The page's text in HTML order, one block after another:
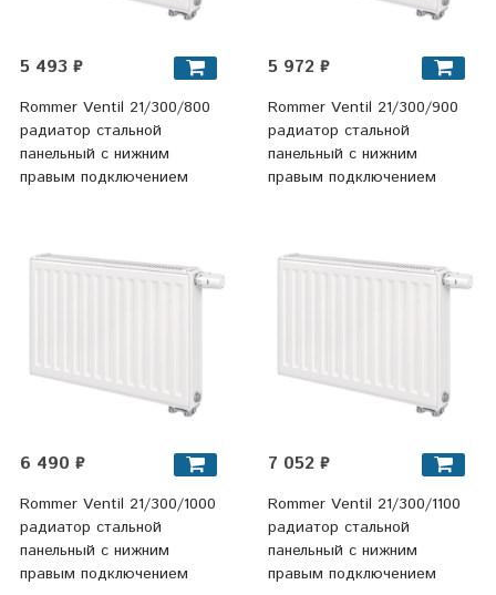
5 493 ₽
Rommer Ventil 21/300/800
радиатор стальной
панельный с нижним
правым подключением
5 972 ₽
Rommer Ventil 21/300/900
радиатор стальной
панельный с нижним
правым подключением
6 490 ₽
Rommer Ventil 21/300/1000
радиатор стальной
панельный с нижним
правым подключением
7 052 ₽
Rommer Ventil 21/300/1100
радиатор стальной
панельный с нижним
правым подключением